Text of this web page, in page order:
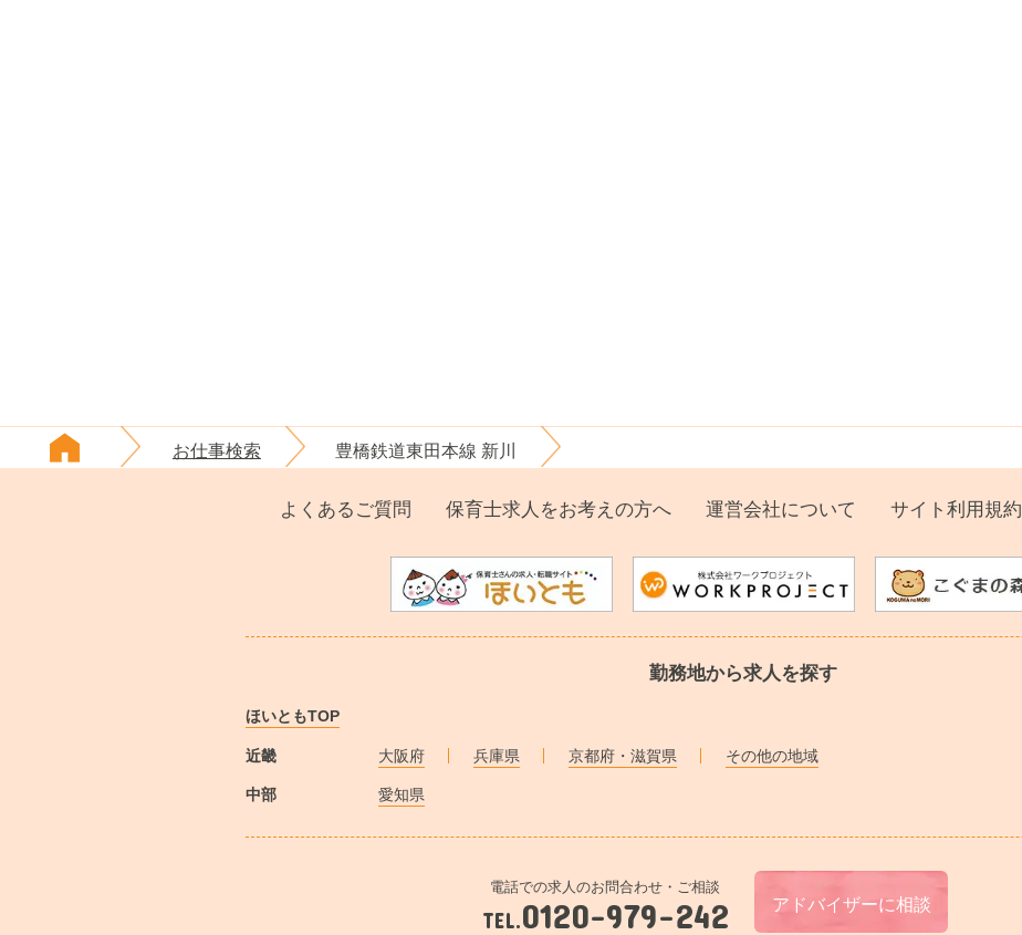
お仕事検索 豊橋鉄道東田本線 新川
よくあるご質問 保育士求人をお考えの方へ 運営会社について サイト利用規約
勤務地から求人を探す
ほいともTOP
近畿 大阪府 兵庫県 京都府・滋賀県 その他の地域
中部 愛知県
電話での求人のお問合わせ・ご相談
TEL.0120-979-242 アドバイザーに相談